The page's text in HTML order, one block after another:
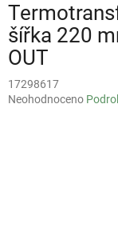
šířka 220
OUT
17298617
Průměrné
Neohodnoceno